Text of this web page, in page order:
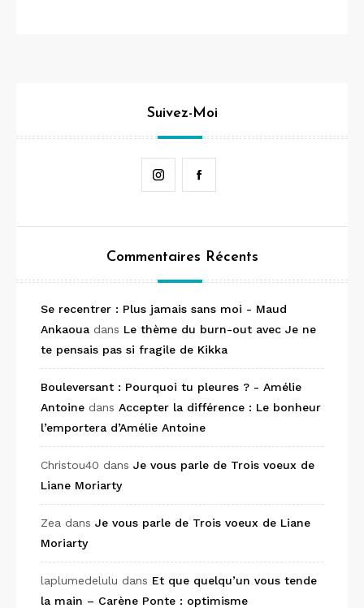
Suivez-Moi
Instagram
Commentaires Récents
Se recentrer : Plus jamais sans moi - Maud
Ankaoua dans Le thème du burn-out avec Je ne
te pensais pas si fragile de Kikka
Bouleversant : Pourquoi tu pleures ? - Amélie
Antoine dans Accepter la différence : Le bonheur
l’emportera d’Amélie Antoine
Christou40 dans Je vous parle de Trois voeux de
Liane Moriarty
Zea dans Je vous parle de Trois voeux de Liane
Moriarty
laplumedelulu dans Et que quelqu’un vous tende
la main – Carène Ponte : optimisme